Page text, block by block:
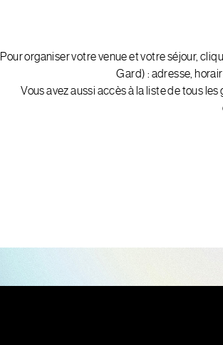
Pour organiser votre venue et votre séjour,
Gard) : adresse,
Vous avez aussi accès à la liste de tous